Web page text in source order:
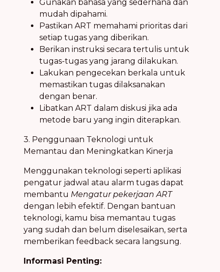
Gunakan bahasa yang sederhana dan
mudah dipahami.
Pastikan ART memahami prioritas dari
setiap tugas yang diberikan.
Berikan instruksi secara tertulis untuk
tugas-tugas yang jarang dilakukan.
Lakukan pengecekan berkala untuk
memastikan tugas dilaksanakan
dengan benar.
Libatkan ART dalam diskusi jika ada
metode baru yang ingin diterapkan.
3. Penggunaan Teknologi untuk
Memantau dan Meningkatkan Kinerja
Menggunakan teknologi seperti aplikasi
pengatur jadwal atau alarm tugas dapat
membantu Mengatur pekerjaan ART
dengan lebih efektif. Dengan bantuan
teknologi, kamu bisa memantau tugas
yang sudah dan belum diselesaikan, serta
memberikan feedback secara langsung.
Informasi Penting: